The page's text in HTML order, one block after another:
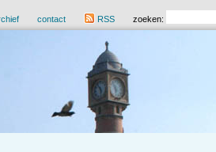
contact RSS zoeken: